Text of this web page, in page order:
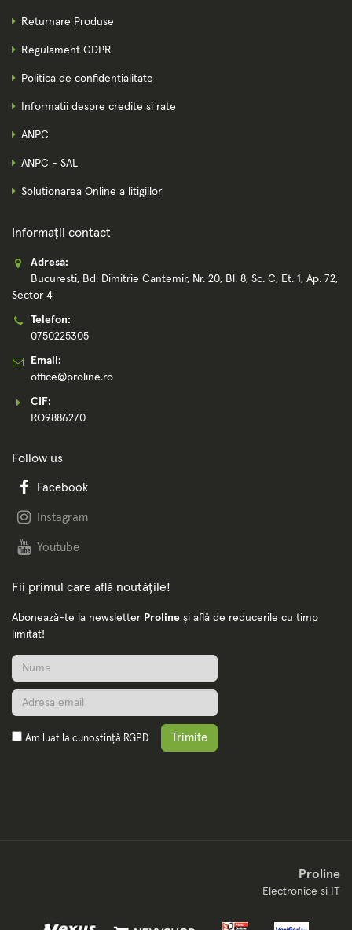
Returnare Produse
Regulament GDPR
Politica de confidentialitate
Informatii despre credite si rate
ANPC
ANPC - SAL
Solutionarea Online a litigiilor
Informații contact
Adresă:
Bucuresti, Bd. Dimitrie Cantemir, Nr. 20, Bl. 8, Sc. C, Et. 1, Ap. 72,
Sector 4
Telefon:
0750225305
Email:
office@proline.ro
CIF:
RO9886270
Follow us
Facebook
Instagram
Youtube
Fii primul care află noutățile!
Abonează-te la newsletter Proline și află de reducerile cu timp
limitat!
Am luat la cunoștință RGPD Trimite
Proline
Electronice si IT